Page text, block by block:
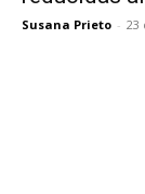
Susana Prieto - 23